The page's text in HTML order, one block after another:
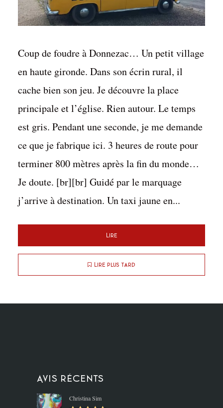
Coup de foudre à Donnezac… Un petit village
en haute gironde. Dans son écrin rural, il
cache bien son jeu. Je découvre la place
principale et l’église. Rien autour. Le temps
est gris. Pendant une seconde, je me demande
ce que je fabrique ici. 3 heures de route pour
terminer 800 mètres après la fin du monde…
Je doute. [br][br] Guidé par le marquage
j’arrive à destination. Un taxi jaune en...
Lire
Lire plus tard
Avis récents
Christina Sim